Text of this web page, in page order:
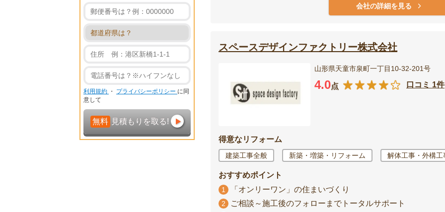
利用規約 ・ プライバシーポリシー に同
意して
無料 見積もりを取る!
会社の詳細を見る
スペースデザインファクトリー株式会社
山形県天童市泉町一丁目10-32-201号
4.0点 口コミ 1件
得意なリフォーム
建築工事全般 新築・増築・リフォーム 解体工事・外構工
おすすめポイント
1 「オンリーワン」の住まいづくり
2 ご相談～施工後のフォローまでトータルサポート